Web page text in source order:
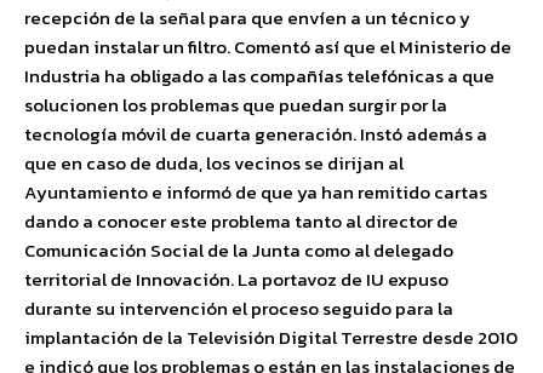
recepción de la señal para que envíen a un técnico y
puedan instalar un filtro. Comentó así que el Ministerio de
Industria ha obligado a las compañías telefónicas a que
solucionen los problemas que puedan surgir por la
tecnología móvil de cuarta generación. Instó además a
que en caso de duda, los vecinos se dirijan al
Ayuntamiento e informó de que ya han remitido cartas
dando a conocer este problema tanto al director de
Comunicación Social de la Junta como al delegado
territorial de Innovación. La portavoz de IU expuso
durante su intervención el proceso seguido para la
implantación de la Televisión Digital Terrestre desde 2010
e indicó que los problemas o están en las instalaciones de